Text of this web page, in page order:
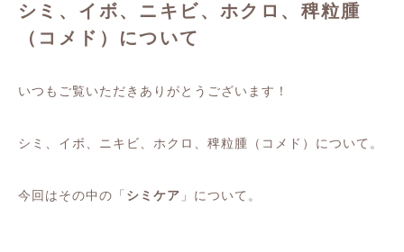
シミ、イボ、ニキビ、ホクロ、稗粒腫
（コメド）について
いつもご覧いただきありがとうございます！
シミ、イボ、ニキビ、ホクロ、稗粒腫（コメド）について。
今回はその中の「 シミケア 」について。